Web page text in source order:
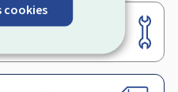
cookies